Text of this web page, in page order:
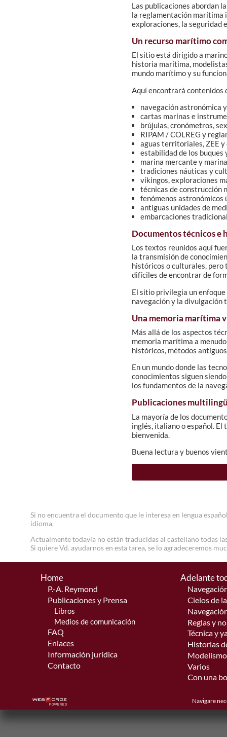
Las publicaciones abordan
la reglamentación marítima
exploraciones, la seguridad
Un recurso marítimo
El sitio está dirigido a
historia marítima,
mundo marítimo y su
Aquí encontrará contenidos
navegación astronómica
cartas marinas e
brújulas, cronómetros,
RIPAM / COLREG y
aguas territoriales, ZEE
estabilidad de los
marina mercante y
tradiciones náuticas y
vikingos, exploraciones
técnicas de construcción
fenómenos astronómicos
antiguas unidades de
embarcaciones
Documentos técnicos e
Los textos reunidos aquí
la transmisión de
históricos o culturales, pero
difíciles de encontrar de
El sitio privilegia un
navegación y la divulgación
Una memoria marítima
Más allá de los aspectos
memoria marítima a
históricos, métodos
En un mundo donde las
conocimientos siguen
los fundamentos de la
Publicaciones
La mayoría de los
inglés, italiano o español.
bienvenida.
Buena lectura y buenos
Si no encuentra el documento que le interesa en lengua
idioma.
Actualmente todavía no están traducidas al castellano todas
Si quiere Vd. ayudarnos en esta tarea, se lo agradeceremos
Home
P.-A. Reymond
Publicaciones y Prensa
Libros
Medios de comunicación
FAQ
Enlaces
Información jurídica
Contacto
Adelante
Cielos de
Reglas y
Técnica y
Historias
Varios
Con una
Navigare